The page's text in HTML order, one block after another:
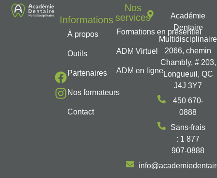
Informations
À propos
Outils
Partenaires
Nos formateurs
Contact
Nos
services
Formations en présentiel
ADM Virtuel
ADM en ligne
Académie
Dentaire
Multidisciplinaire
2066, chemin
Chambly, # 203,
Longueuil, QC
J4J 3Y7
450 670-
0888
Sans-frais
: 1 877
907-0888